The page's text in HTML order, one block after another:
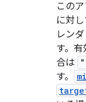
この
に対
レン
す。
合は
す。